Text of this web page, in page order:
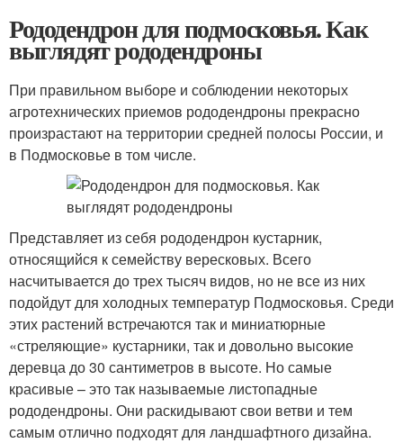
Рододендрон для подмосковья. Как
выглядят рододендроны
При правильном выборе и соблюдении некоторых
агротехнических приемов рододендроны прекрасно
произрастают на территории средней полосы России, и
в Подмосковье в том числе.
Представляет из себя рододендрон кустарник,
относящийся к семейству вересковых. Всего
насчитывается до трех тысяч видов, но не все из них
подойдут для холодных температур Подмосковья. Среди
этих растений встречаются так и миниатюрные
«стреляющие» кустарники, так и довольно высокие
деревца до 30 сантиметров в высоте. Но самые
красивые – это так называемые листопадные
рододендроны. Они раскидывают свои ветви и тем
самым отлично подходят для ландшафтного дизайна.